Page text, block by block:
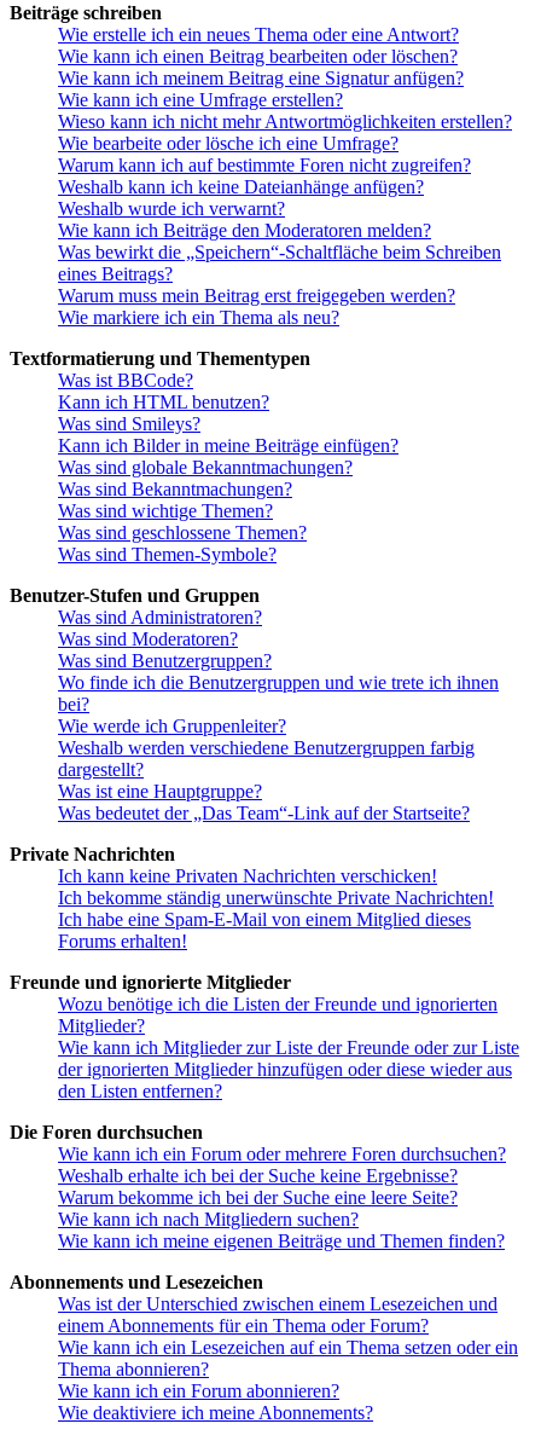
Beiträge schreiben
Wie erstelle ich ein neues Thema oder eine Antwort?
Wie kann ich einen Beitrag bearbeiten oder löschen?
Wie kann ich meinem Beitrag eine Signatur anfügen?
Wie kann ich eine Umfrage erstellen?
Wieso kann ich nicht mehr Antwortmöglichkeiten erstellen?
Wie bearbeite oder lösche ich eine Umfrage?
Warum kann ich auf bestimmte Foren nicht zugreifen?
Weshalb kann ich keine Dateianhänge anfügen?
Weshalb wurde ich verwarnt?
Wie kann ich Beiträge den Moderatoren melden?
Was bewirkt die „Speichern“-Schaltfläche beim Schreiben
eines Beitrags?
Warum muss mein Beitrag erst freigegeben werden?
Wie markiere ich ein Thema als neu?
Textformatierung und Thementypen
Was ist BBCode?
Kann ich HTML benutzen?
Was sind Smileys?
Kann ich Bilder in meine Beiträge einfügen?
Was sind globale Bekanntmachungen?
Was sind Bekanntmachungen?
Was sind wichtige Themen?
Was sind geschlossene Themen?
Was sind Themen-Symbole?
Benutzer-Stufen und Gruppen
Was sind Administratoren?
Was sind Moderatoren?
Was sind Benutzergruppen?
Wo finde ich die Benutzergruppen und wie trete ich ihnen
bei?
Wie werde ich Gruppenleiter?
Weshalb werden verschiedene Benutzergruppen farbig
dargestellt?
Was ist eine Hauptgruppe?
Was bedeutet der „Das Team“-Link auf der Startseite?
Private Nachrichten
Ich kann keine Privaten Nachrichten verschicken!
Ich bekomme ständig unerwünschte Private Nachrichten!
Ich habe eine Spam-E-Mail von einem Mitglied dieses
Forums erhalten!
Freunde und ignorierte Mitglieder
Wozu benötige ich die Listen der Freunde und ignorierten
Mitglieder?
Wie kann ich Mitglieder zur Liste der Freunde oder zur Liste
der ignorierten Mitglieder hinzufügen oder diese wieder aus
den Listen entfernen?
Die Foren durchsuchen
Wie kann ich ein Forum oder mehrere Foren durchsuchen?
Weshalb erhalte ich bei der Suche keine Ergebnisse?
Warum bekomme ich bei der Suche eine leere Seite?
Wie kann ich nach Mitgliedern suchen?
Wie kann ich meine eigenen Beiträge und Themen finden?
Abonnements und Lesezeichen
Was ist der Unterschied zwischen einem Lesezeichen und
einem Abonnements für ein Thema oder Forum?
Wie kann ich ein Lesezeichen auf ein Thema setzen oder ein
Thema abonnieren?
Wie kann ich ein Forum abonnieren?
Wie deaktiviere ich meine Abonnements?